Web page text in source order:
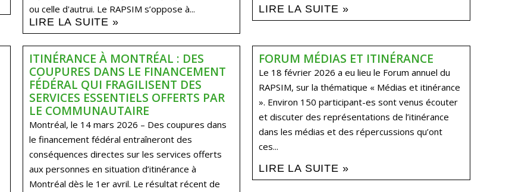
ou celle d'autrui. Le RAPSIM s’oppose à...
LIRE LA SUITE »
LIRE LA SUITE »
ITINÉRANCE À MONTRÉAL : DES
COUPURES DANS LE FINANCEMENT
FÉDÉRAL QUI FRAGILISENT DES
SERVICES ESSENTIELS OFFERTS PAR
LE COMMUNAUTAIRE
Montréal, le 14 mars 2026 – Des coupures dans
le financement fédéral entraîneront des
conséquences directes sur les services offerts
aux personnes en situation d’itinérance à
Montréal dès le 1er avril. Le résultat récent de
FORUM MÉDIAS ET ITINÉRANCE
Le 18 février 2026 a eu lieu le Forum annuel du
RAPSIM, sur la thématique « Médias et itinérance
». Environ 150 participant-es sont venus écouter
et discuter des représentations de l’itinérance
dans les médias et des répercussions qu’ont
ces...
LIRE LA SUITE »